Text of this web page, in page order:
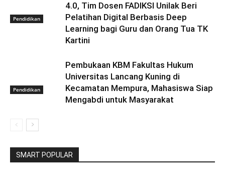
Pendidikan
4.0, Tim Dosen FADIKSI Unilak Beri
Pelatihan Digital Berbasis Deep
Learning bagi Guru dan Orang Tua TK
Kartini
Pendidikan
Pembukaan KBM Fakultas Hukum
Universitas Lancang Kuning di
Kecamatan Mempura, Mahasiswa Siap
Mengabdi untuk Masyarakat
SMART POPULAR